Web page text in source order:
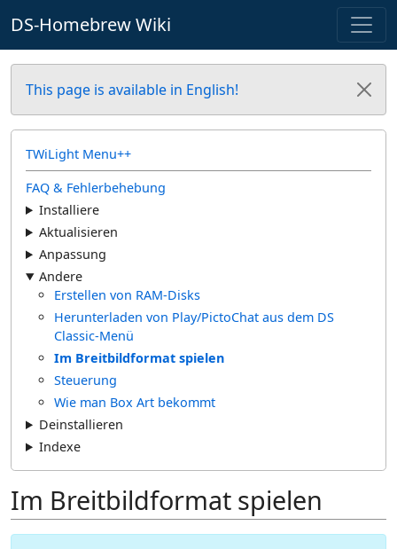
DS-Homebrew Wiki
This page is available in English!
TWiLight Menu++
FAQ & Fehlerbehebung
Installiere
Aktualisieren
Anpassung
Andere
Erstellen von RAM-Disks
Herunterladen von Play/PictoChat aus dem DS
Classic-Menü
Im Breitbildformat spielen
Steuerung
Wie man Box Art bekommt
Deinstallieren
Indexe
Im Breitbildformat spielen